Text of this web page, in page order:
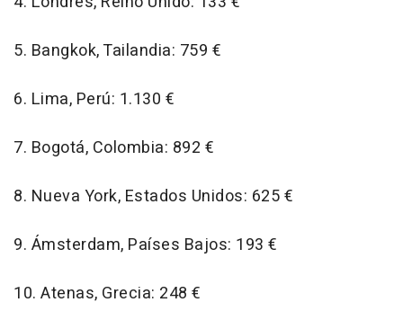
5. Bangkok, Tailandia: 759 €
6. Lima, Perú: 1.130 €
7. Bogotá, Colombia: 892 €
8. Nueva York, Estados Unidos: 625 €
9. Ámsterdam, Países Bajos: 193 €
10. Atenas, Grecia: 248 €